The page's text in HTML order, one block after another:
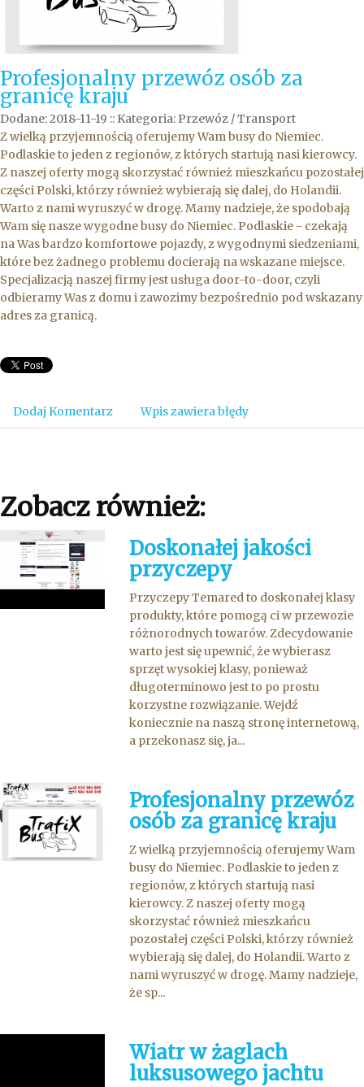
Profesjonalny przewóz osób za
granicę kraju
Dodane: 2018-11-19 :: Kategoria: Przewóz / Transport
Z wielką przyjemnością oferujemy Wam busy do Niemiec.
Podlaskie to jeden z regionów, z których startują nasi kierowcy.
Z naszej oferty mogą skorzystać również mieszkańcu pozostałej
części Polski, którzy również wybierają się dalej, do Holandii.
Warto z nami wyruszyć w drogę. Mamy nadzieje, że spodobają
Wam się nasze wygodne busy do Niemiec. Podlaskie - czekają
na Was bardzo komfortowe pojazdy, z wygodnymi siedzeniami,
które bez żadnego problemu docierają na wskazane miejsce.
Specjalizacją naszej firmy jest usługa door-to-door, czyli
odbieramy Was z domu i zawozimy bezpośrednio pod wskazany
adres za granicą.
Dodaj Komentarz Wpis zawiera błędy
Zobacz również:
Doskonałej jakości
przyczepy
Przyczepy Temared to doskonałej klasy
produkty, które pomogą ci w przewozie
różnorodnych towarów. Zdecydowanie
warto jest się upewnić, że wybierasz
sprzęt wysokiej klasy, ponieważ
długoterminowo jest to po prostu
korzystne rozwiązanie. Wejdź
koniecznie na naszą stronę internetową,
a przekonasz się, ja...
Profesjonalny przewóz
osób za granicę kraju
Z wielką przyjemnością oferujemy Wam
busy do Niemiec. Podlaskie to jeden z
regionów, z których startują nasi
kierowcy. Z naszej oferty mogą
skorzystać również mieszkańcu
pozostałej części Polski, którzy również
wybierają się dalej, do Holandii. Warto z
nami wyruszyć w drogę. Mamy nadzieje,
że sp...
Wiatr w żaglach
luksusowego jachtu